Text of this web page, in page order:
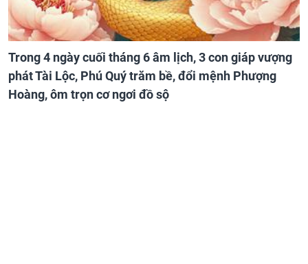
Trong 4 ngày cuối tháng 6 âm lịch, 3 con giáp vượng
phát Tài Lộc, Phú Quý trăm bề, đổi mệnh Phượng
Hoàng, ôm trọn cơ ngơi đồ sộ